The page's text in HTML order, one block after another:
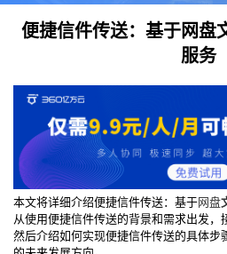
便捷信件传送：基于网盘
服务
本文将详细介绍便捷信件传送：基于网盘
从使用便捷信件传送的背景和需求出发，
然后介绍如何实现便捷信件传送的具体